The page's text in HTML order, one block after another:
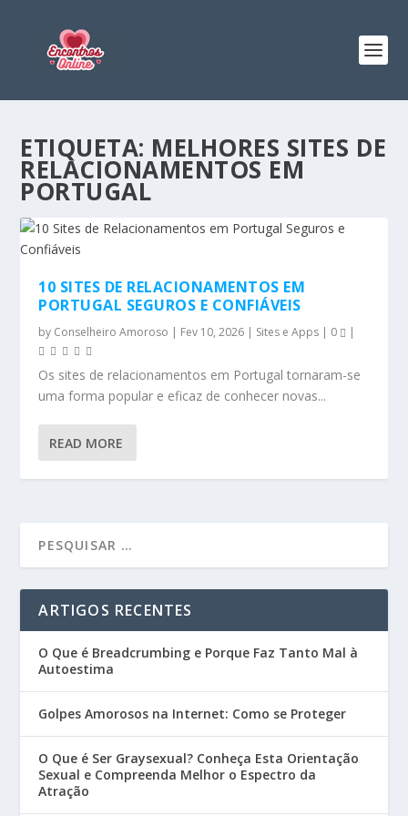
ETIQUETA: MELHORES SITES DE
RELACIONAMENTOS EM
PORTUGAL
10 SITES DE RELACIONAMENTOS EM
PORTUGAL SEGUROS E CONFIÁVEIS
by Conselheiro Amoroso | Fev 10, 2026 | Sites e Apps | 0 |
Os sites de relacionamentos em Portugal tornaram-se
uma forma popular e eficaz de conhecer novas...
READ MORE
ARTIGOS RECENTES
O Que é Breadcrumbing e Porque Faz Tanto Mal à
Autoestima
Golpes Amorosos na Internet: Como se Proteger
O Que é Ser Graysexual? Conheça Esta Orientação
Sexual e Compreenda Melhor o Espectro da
Atração